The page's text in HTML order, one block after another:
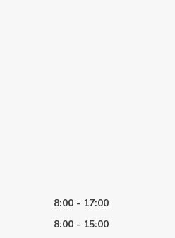
8:00 - 17:00
8:00 - 15:00